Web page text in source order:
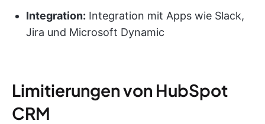
Integration: Integration mit Apps wie Slack,
Jira und Microsoft Dynamic
Limitierungen von HubSpot
CRM